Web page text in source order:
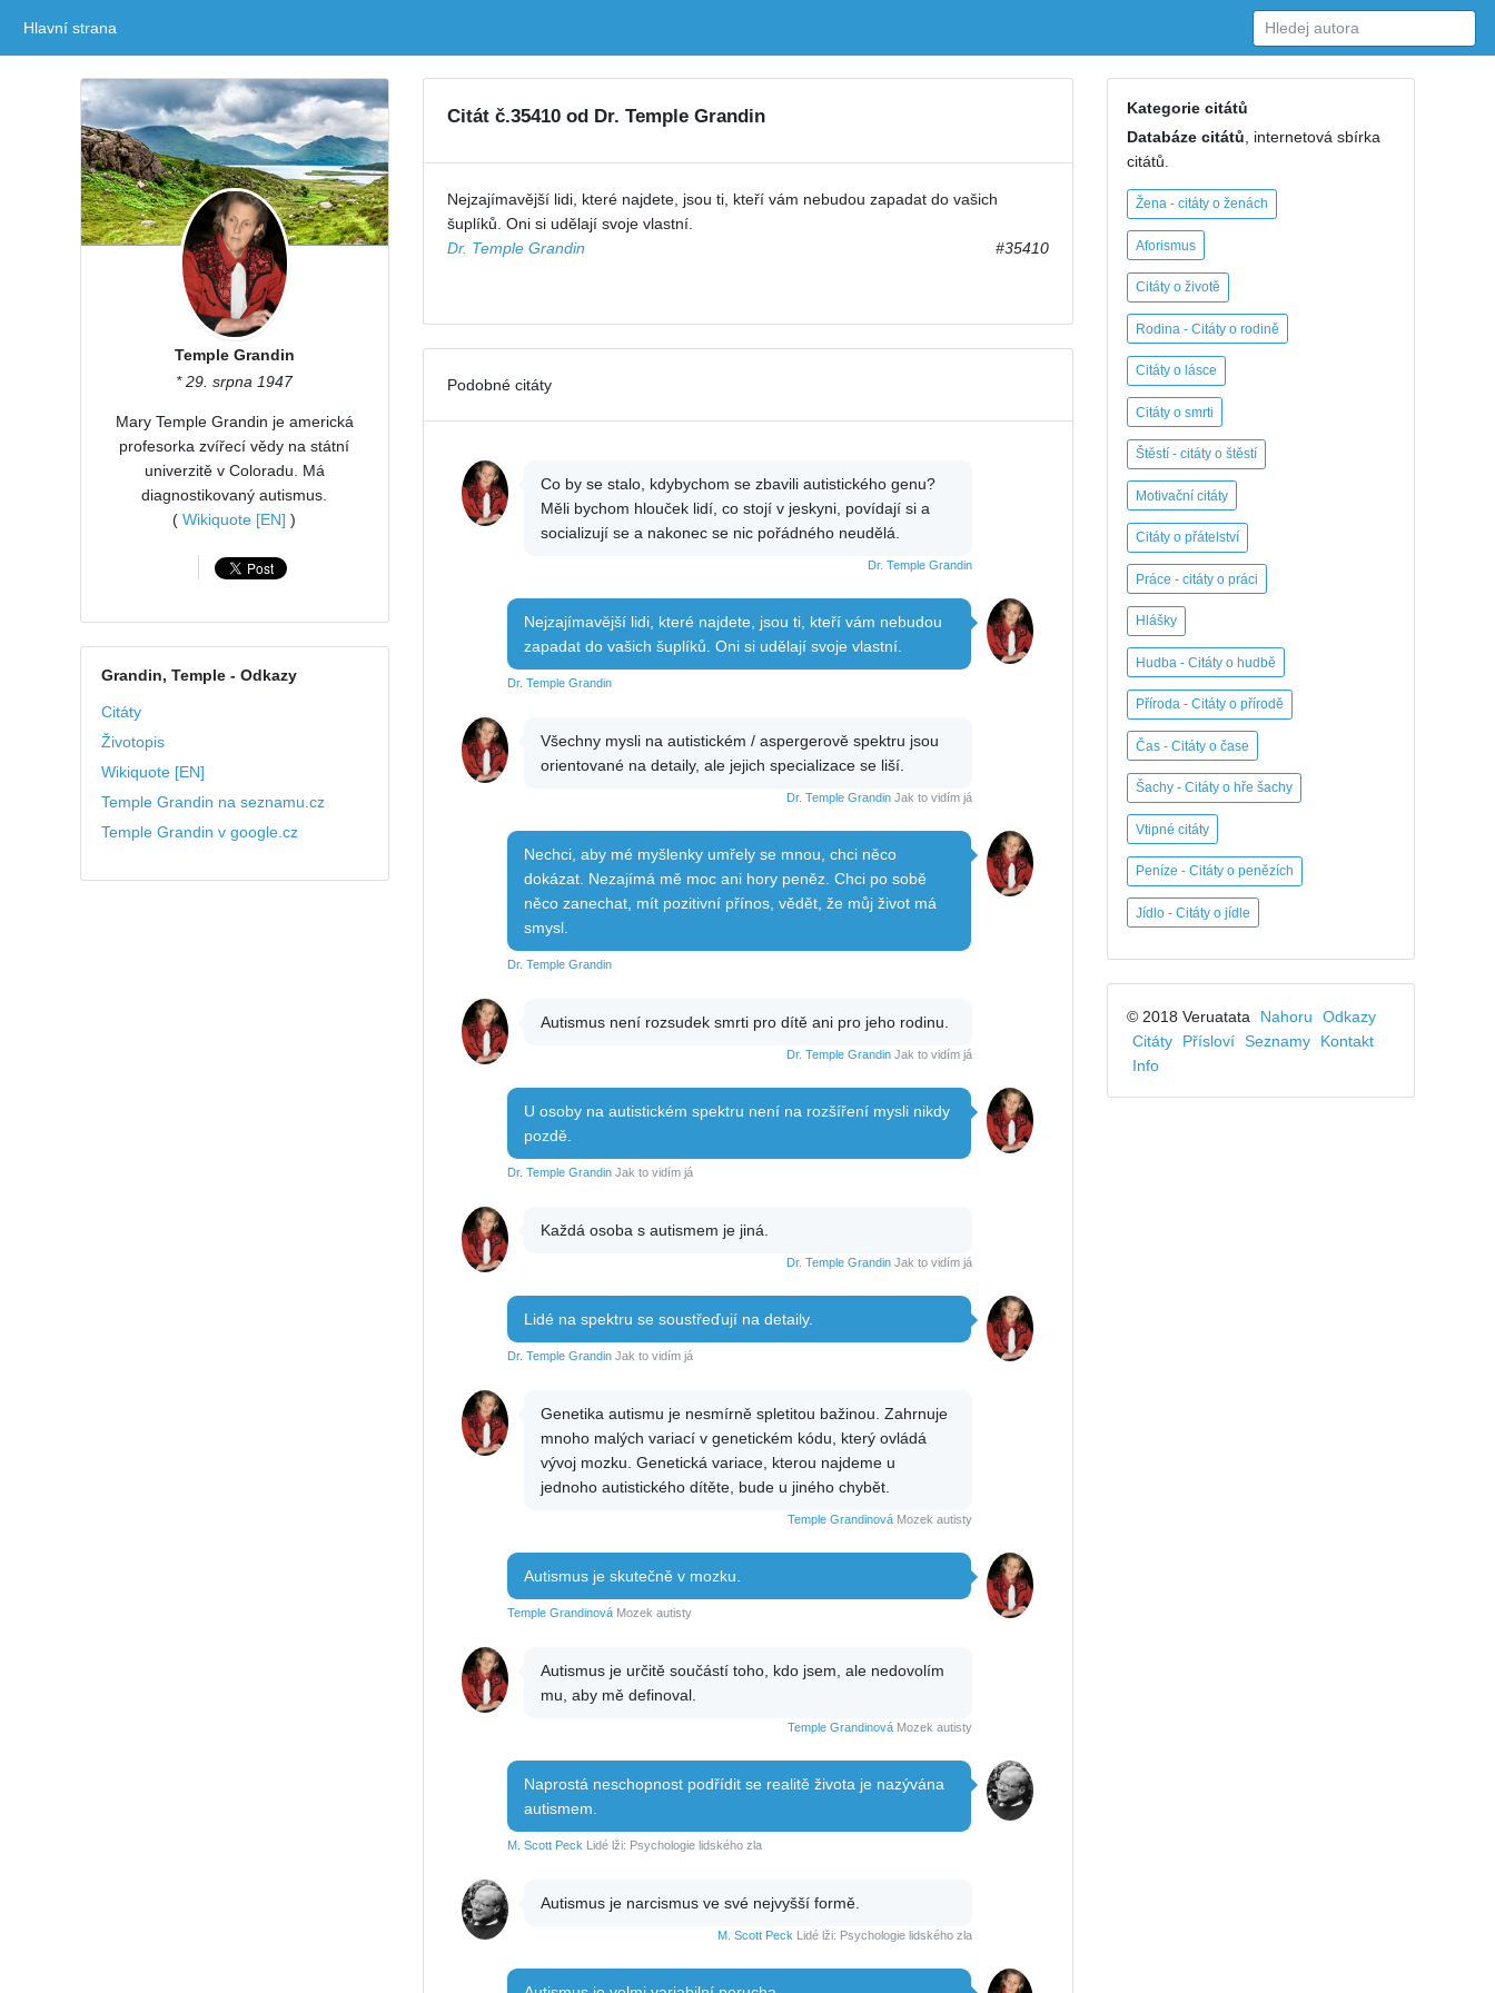
Hlavní strana
Temple Grandin
* 29. srpna 1947
Mary Temple Grandin je americká
profesorka zvířecí vědy na státní
univerzitě v Coloradu. Má
diagnostikovaný autismus.
(Wikiquote [EN] )
Grandin, Temple- Odkazy
Citáty
Životopis
Wikiquote [EN]
Temple Grandin na seznamu.cz
Temple Grandin v google.cz
Citát č.35410 od Dr. Temple Grandin
Nejzajímavější lidi, které najdete, jsou ti, kteří vám nebudou zapadat do vašich
šuplíků. Oni si udělají svoje vlastní.
Dr. Temple Grandin
#35410
Podobné citáty
Co by se stalo, kdybychom se zbavili autistického genu?
Měli bychom hlouček lidí, co stojí v jeskyni, povídají si a
socializují se a nakonec se nic pořádného neudělá.
Dr. Temple Grandin
Nejzajímavější lidi, které najdete, jsou ti, kteří vám nebudou
zapadat do vašich šuplíků. Oni si udělají svoje vlastní.
Dr. Temple Grandin
Všechny mysli na autistickém / aspergerově spektru jsou
orientované na detaily, ale jejich specializace se liší.
Dr. Temple GrandinJak to vidím já
Nechci, aby mé myšlenky umřely se mnou, chci něco
dokázat. Nezajímá mě moc ani hory peněz. Chci po sobě
něco zanechat, mít pozitivní přínos, vědět, že můj život má
smysl.
Dr. Temple Grandin
Autismus není rozsudek smrti pro dítě ani pro jeho rodinu.
Dr. Temple GrandinJak to vidím já
U osoby na autistickém spektru není na rozšíření mysli nikdy
pozdě.
Dr. Temple GrandinJak to vidím já
Každá osoba s autismem je jiná.
Dr. Temple GrandinJak to vidím já
Lidé na spektru se soustřeďují na detaily.
Dr. Temple GrandinJak to vidím já
Genetika autismu je nesmírně spletitou bažinou. Zahrnuje
mnoho malých variací v genetickém kódu, který ovládá
vývoj mozku. Genetická variace, kterou najdeme u
jednoho autistického dítěte, bude u jiného chybět.
Temple GrandinováMozek autisty
Autismus je skutečně v mozku.
Temple GrandinováMozek autisty
Autismus je určitě součástí toho, kdo jsem, ale nedovolím
mu, aby mě definoval.
Temple GrandinováMozek autisty
Naprostá neschopnost podřídit se realitě života je nazývána
autismem.
M. Scott Peck Lidé lži: Psychologie lidského zla
Autismus je narcismus ve své nejvyšší formě.
M. Scott Peck Lidé lži: Psychologie lidského zla
Kategorie citátů
Databáze citátů , internetová sbírka
citátů.
Žena - citáty o ženách
Aforismus
Citáty o životě
Rodina - Citáty o rodině
Citáty o lásce
Citáty o smrti
Štěstí - citáty o štěstí
Motivační citáty
Citáty o přátelství
Práce - citáty o práci
Hlášky
Hudba - Citáty o hudbě
Příroda - Citáty o přírodě
Čas - Citáty o čase
Šachy - Citáty o hře šachy
Vtipné citáty
Peníze - Citáty o penězích
Jídlo - Citáty o jídle
© 2018 Veruatata Nahoru
Odkazy
Citáty
Přísloví Seznamy
Kontakt
Info